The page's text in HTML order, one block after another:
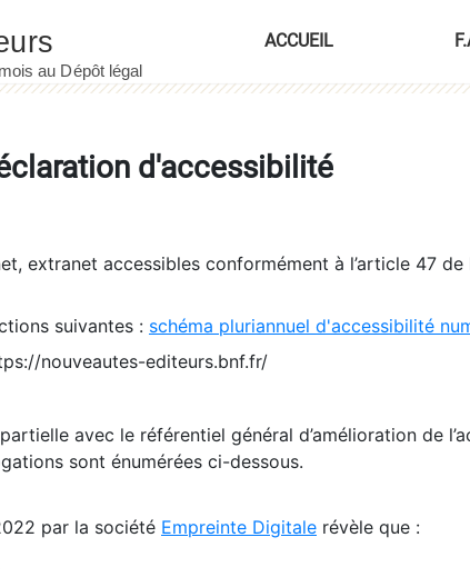
ACCUEIL
d'accessibilité
extranet accessibles conformément à l’article 47
suivantes : schéma pluriannuel d'accessibilité
nouveautes-editeurs.bnf.fr/
avec le référentiel général d’amélioration de
sont énumérées ci-dessous.
par la société Empreinte Digitale révèle que :